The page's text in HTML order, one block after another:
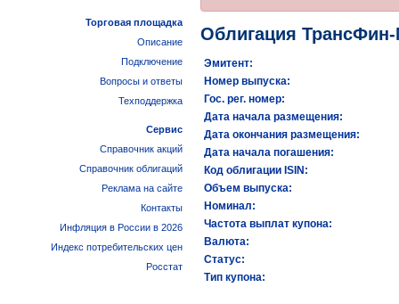
Облигация
Эмитент:
Номер выпуска:
Гос. рег. номер:
Дата начала размещения:
Дата окончания размещения:
Дата начала погашения:
Код облигации ISIN:
Объем выпуска:
Номинал:
Частота выплат купона:
Валюта:
Статус:
Тип купона:
Торговая площадка
Описание
Подключение
Вопросы и ответы
Техподдержка
Сервис
Справочник акций
Справочник облигаций
Реклама на сайте
Контакты
Инфляция в России в 2026
Индекс потребительских цен
Росстат